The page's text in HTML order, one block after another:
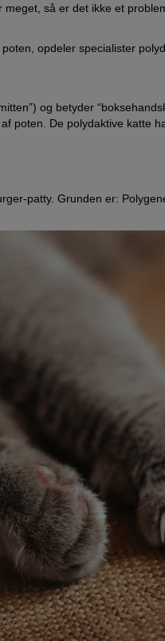
så er det ikke et
opdeler specialister
og betyder
poten. De polydaktive katte
patty. Grunden er: